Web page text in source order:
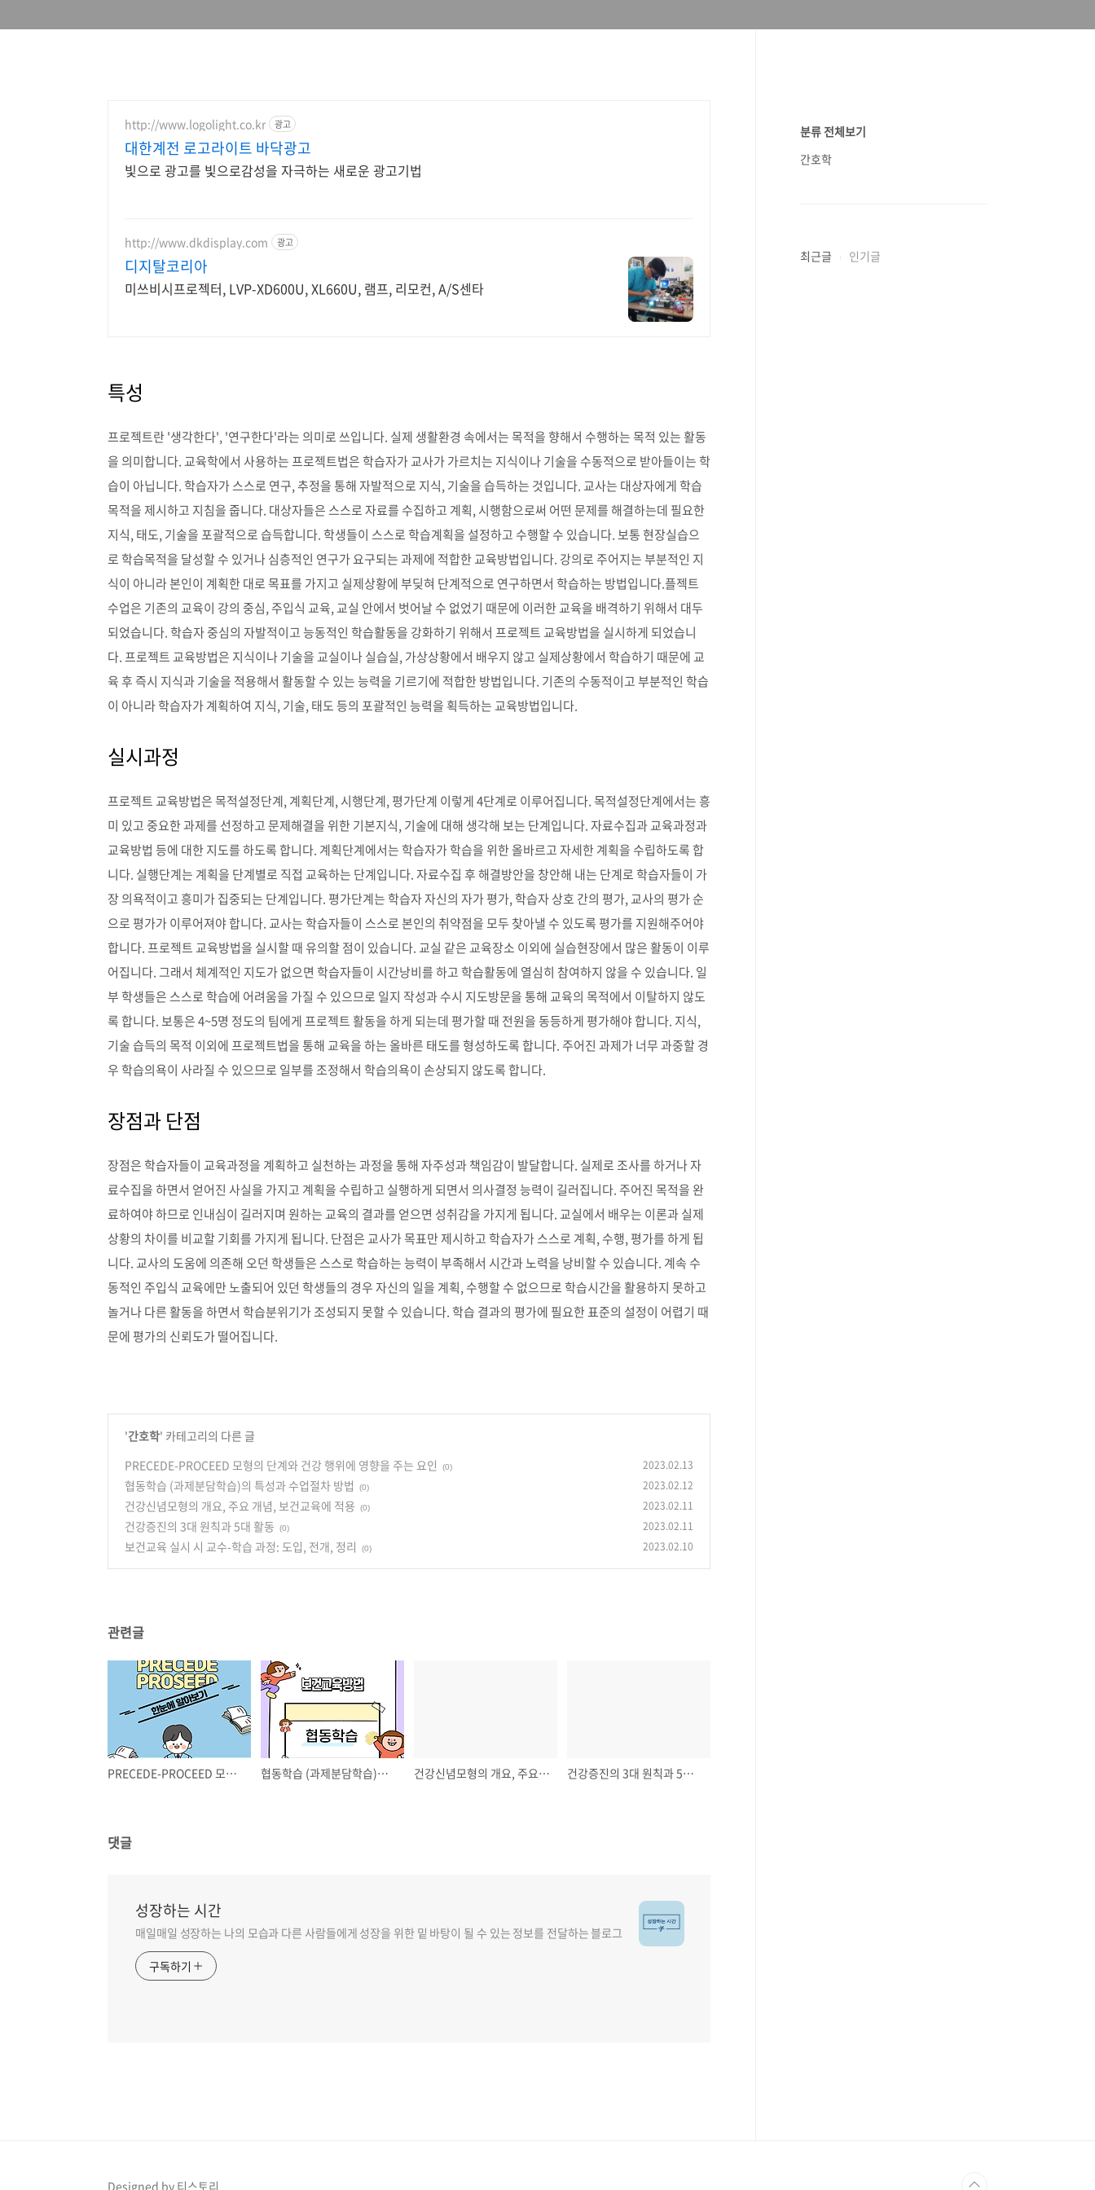
http://www.logolight.co.kr 광고
대한계전 로고라이트 바닥광고
빛으로 광고를 빛으로감성을 자극하는 새로운 광고기법
http://www.dkdisplay.com 광고
디지탈코리아
미쓰비시프로젝터, LVP-XD600U, XL660U, 램프, 리모컨, A/S센타
특성
프로젝트란 '생각한다', '연구한다'라는 의미로 쓰입니다. 실제 생활환경 속에서는 목적을 향해서 수행하는 목적 있는 활동
을 의미합니다. 교육학에서 사용하는 프로젝트법은 학습자가 교사가 가르치는 지식이나 기술을 수동적으로 받아들이는 학
습이 아닙니다. 학습자가 스스로 연구, 추정을 통해 자발적으로 지식, 기술을 습득하는 것입니다. 교사는 대상자에게 학습
목적을 제시하고 지침을 줍니다. 대상자들은 스스로 자료를 수집하고 계획, 시행함으로써 어떤 문제를 해결하는데 필요한
지식, 태도, 기술을 포괄적으로 습득합니다. 학생들이 스스로 학습계획을 설정하고 수행할 수 있습니다. 보통 현장실습으
로 학습목적을 달성할 수 있거나 심층적인 연구가 요구되는 과제에 적합한 교육방법입니다. 강의로 주어지는 부분적인 지
식이 아니라 본인이 계획한 대로 목표를 가지고 실제상황에 부딪혀 단계적으로 연구하면서 학습하는 방법입니다.플젝트
수업은 기존의 교육이 강의 중심, 주입식 교육, 교실 안에서 벗어날 수 없었기 때문에 이러한 교육을 배격하기 위해서 대두
되었습니다. 학습자 중심의 자발적이고 능동적인 학습활동을 강화하기 위해서 프로젝트 교육방법을 실시하게 되었습니
다. 프로젝트 교육방법은 지식이나 기술을 교실이나 실습실, 가상상황에서 배우지 않고 실제상황에서 학습하기 때문에 교
육 후 즉시 지식과 기술을 적용해서 활동할 수 있는 능력을 기르기에 적합한 방법입니다. 기존의 수동적이고 부분적인 학습
이 아니라 학습자가 계획하여 지식, 기술, 태도 등의 포괄적인 능력을 획득하는 교육방법입니다.
실시과정
프로젝트 교육방법은 목적설정단계, 계획단계, 시행단계, 평가단계 이렇게 4단계로 이루어집니다. 목적설정단계에서는 흥
미 있고 중요한 과제를 선정하고 문제해결을 위한 기본지식, 기술에 대해 생각해 보는 단계입니다. 자료수집과 교육과정과
교육방법 등에 대한 지도를 하도록 합니다. 계획단계에서는 학습자가 학습을 위한 올바르고 자세한 계획을 수립하도록 합
니다. 실행단계는 계획을 단계별로 직접 교육하는 단계입니다. 자료수집 후 해결방안을 창안해 내는 단계로 학습자들이 가
장 의욕적이고 흥미가 집중되는 단계입니다. 평가단계는 학습자 자신의 자가 평가, 학습자 상호 간의 평가, 교사의 평가 순
으로 평가가 이루어져야 합니다. 교사는 학습자들이 스스로 본인의 취약점을 모두 찾아낼 수 있도록 평가를 지원해주어야
합니다. 프로젝트 교육방법을 실시할 때 유의할 점이 있습니다. 교실 같은 교육장소 이외에 실습현장에서 많은 활동이 이루
어집니다. 그래서 체계적인 지도가 없으면 학습자들이 시간낭비를 하고 학습활동에 열심히 참여하지 않을 수 있습니다. 일
부 학생들은 스스로 학습에 어려움을 가질 수 있으므로 일지 작성과 수시 지도방문을 통해 교육의 목적에서 이탈하지 않도
록 합니다. 보통은 4~5명 정도의 팀에게 프로젝트 활동을 하게 되는데 평가할 때 전원을 동등하게 평가해야 합니다. 지식,
기술 습득의 목적 이외에 프로젝트법을 통해 교육을 하는 올바른 태도를 형성하도록 합니다. 주어진 과제가 너무 과중할 경
우 학습의욕이 사라질 수 있으므로 일부를 조정해서 학습의욕이 손상되지 않도록 합니다.
장점과 단점
장점은 학습자들이 교육과정을 계획하고 실천하는 과정을 통해 자주성과 책임감이 발달합니다. 실제로 조사를 하거나 자
료수집을 하면서 얻어진 사실을 가지고 계획을 수립하고 실행하게 되면서 의사결정 능력이 길러집니다. 주어진 목적을 완
료하여야 하므로 인내심이 길러지며 원하는 교육의 결과를 얻으면 성취감을 가지게 됩니다. 교실에서 배우는 이론과 실제
상황의 차이를 비교할 기회를 가지게 됩니다. 단점은 교사가 목표만 제시하고 학습자가 스스로 계획, 수행, 평가를 하게 됩
니다. 교사의 도움에 의존해 오던 학생들은 스스로 학습하는 능력이 부족해서 시간과 노력을 낭비할 수 있습니다. 계속 수
동적인 주입식 교육에만 노출되어 있던 학생들의 경우 자신의 일을 계획, 수행할 수 없으므로 학습시간을 활용하지 못하고
놀거나 다른 활동을 하면서 학습분위기가 조성되지 못할 수 있습니다. 학습 결과의 평가에 필요한 표준의 설정이 어렵기 때
문에 평가의 신뢰도가 떨어집니다.
'간호학' 카테고리의 다른 글
PRECEDE-PROCEED 모형의 단계와 건강 행위에 영향을 주는 요인
(0) 2023.02.13
협동학습 (과제분담학습)의 특성과 수업절차 방법 (0) 2023.02.12
건강신념모형의 개요, 주요 개념, 보건교육에 적용 (0) 2023.02.11
건강증진의 3대 원칙과 5대 활동 (0) 2023.02.11
보건교육 실시 시 교수-학습 과정: 도입, 전개, 정리 (0) 2023.02.10
관련글
PRECEDE-PROCEED 모형의 단계와 건강 행위에 영향을 주는 요인 협동학습 (과제분담학습)의 특성과 수업절차 방법 건강신념모형의 개요, 주요 개념, 보건교육에 적용 건강증진의 3대 원칙과 5대 활동
댓글
성장하는 시간
매일매일 성장하는 나의 모습과 다른 사람들에게 성장을 위한 밑 바탕이 될 수 있는 정보를 전달하는 블로그
구독하기
분류 전체보기
간호학
최근글 인기글
Designed by 티스토리